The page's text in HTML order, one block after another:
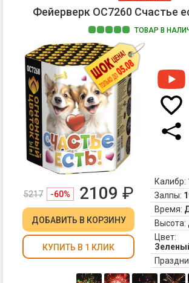
Фейерверк ОС7260 Счастье
ТОВАР В
5217 -60% 2109 ₽
ДОБАВИТЬ В КОРЗИНУ
КУПИТЬ В 1 КЛИК
Калибр:
Залпы:
Время:
Высота:
Цвет: